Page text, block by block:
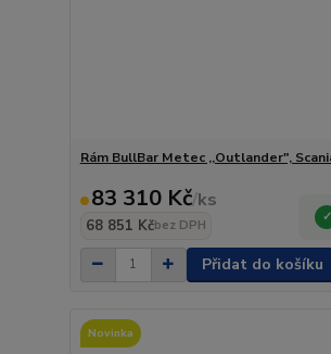
Rám BullBar Metec ,,Outlander",
83 310 Kč/ks
68 851 Kčbez DPH
Přidat do košíku
Novinka